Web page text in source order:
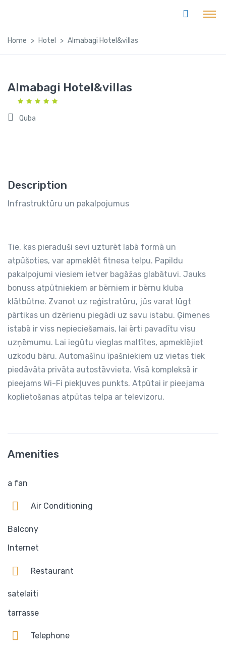
Home Hotel Almabagi Hotel&villas
Almabagi Hotel&villas
Quba
Description
Infrastruktūru un pakalpojumus
Tie, kas pieraduši sevi uzturēt labā formā un
atpūšoties, var apmeklēt fitnesa telpu. Papildu
pakalpojumi viesiem ietver bagāžas glabātuvi. Jauks
bonuss atpūtniekiem ar bērniem ir bērnu kluba
klātbūtne. Zvanot uz reģistratūru, jūs varat lūgt
pārtikas un dzērienu piegādi uz savu istabu. Ģimenes
istabā ir viss nepieciešamais, lai ērti pavadītu visu
uzņēmumu. Lai iegūtu vieglas maltītes, apmeklējiet
uzkodu bāru. Automašīnu īpašniekiem uz vietas tiek
piedāvāta privāta autostāvvieta. Visā kompleksā ir
pieejams Wi-Fi piekļuves punkts. Atpūtai ir pieejama
koplietošanas atpūtas telpa ar televizoru.
Amenities
a fan
Air Conditioning
Balcony
Internet
Restaurant
satelaiti
tarrasse
Telephone